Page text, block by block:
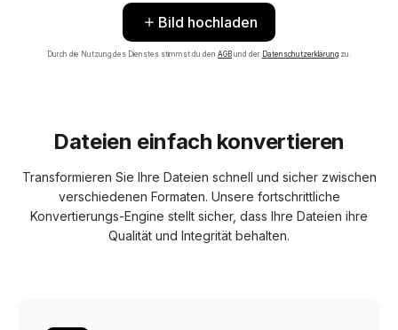
Bild hochladen
Durch die Nutzung des Dienstes stimmst du den AGB und der Datenschutzerklärung zu.
Dateien einfach konvertieren
Transformieren Sie Ihre Dateien schnell und sicher zwischen
verschiedenen Formaten. Unsere fortschrittliche
Konvertierungs-Engine stellt sicher, dass Ihre Dateien ihre
Qualität und Integrität behalten.